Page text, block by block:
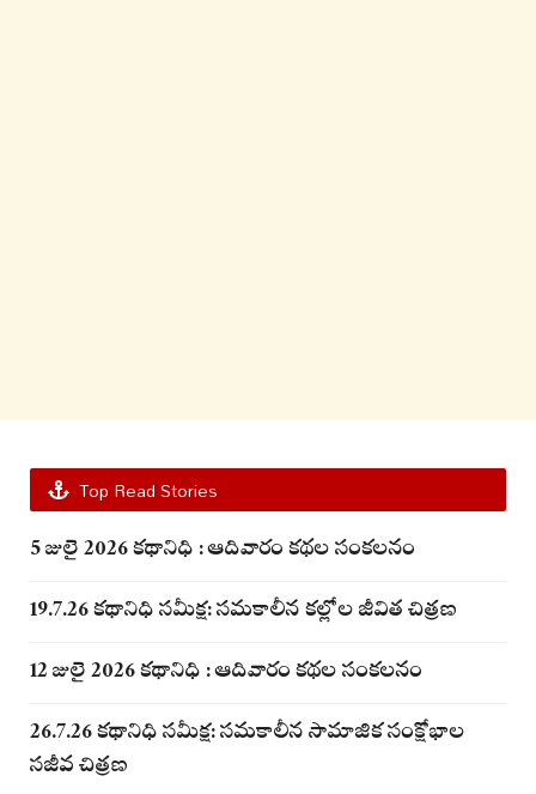
Top Read Stories
5 జులై 2026 కథానిధి : ఆదివారం కథల సంకలనం
19.7.26 కథానిధి సమీక్ష: సమకాలీన కల్లోల జీవిత చిత్రణ
12 జులై 2026 కథానిధి : ఆదివారం కథల సంకలనం
26.7.26 కథానిధి సమీక్ష: సమకాలీన సామాజిక సంక్షోభాల
సజీవ చిత్రణ